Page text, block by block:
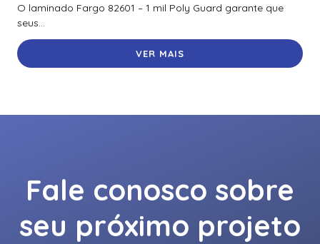
O laminado Fargo 82601 – 1 mil Poly Guard garante que
seus...
VER MAIS
Fale conosco sobre
seu próximo projeto